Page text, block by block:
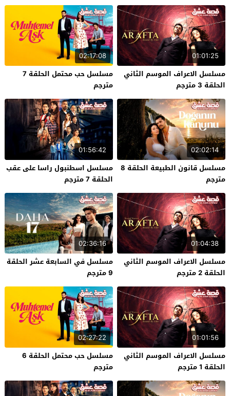
01:01:25
مسلسل الاعراف الموسم الثاني
الحلقة 3 مترجم
02:17:08
مسلسل حب محتمل الحلقة 7
مترجم
02:02:14
مسلسل قانون الطبيعة الحلقة 8
مترجم
01:56:42
مسلسل اسطنبول راسا على عقب
الحلقة 7 مترجم
01:04:38
مسلسل الاعراف الموسم الثاني
الحلقة 2 مترجم
02:36:16
مسلسل في السابعة عشر الحلقة
9 مترجم
01:01:56
مسلسل الاعراف الموسم الثاني
الحلقة 1 مترجم
02:27:22
مسلسل حب محتمل الحلقة 6
مترجم